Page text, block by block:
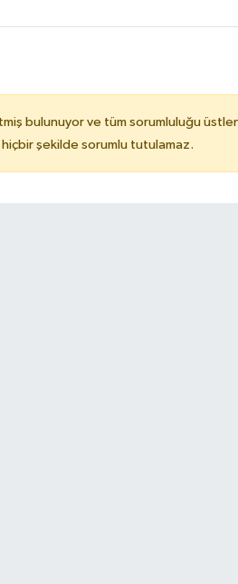
bulunuyor ve tüm sorumluluğu
şekilde sorumlu tutulamaz.